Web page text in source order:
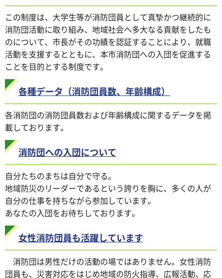
この制度は、大学生等が消防団員として真摯かつ継続的に
消防団活動に取り組み、地域社会へ多大なる貢献をしたも
のについて、市長がその功績を認証することにより、就職
活動を支援するとともに、本市消防団への入団を促進する
ことを目的とする制度です。
各種データ（消防団員数、年齢構成）
各消防団の消防団員数および年齢構成に関するデータを掲
載しております。
消防団への入団について
自分たちのまちは自分で守る。
地域防災のリーダーであるという誇りを胸に、多くの人が
自分の仕事を持ちながら参加しています。
あなたの入団をお待ちしております。
女性消防団員も活躍しています
消防団は男性だけの活動の場ではありません。女性消防
団員も、災害対応をはじめ地域の防火指導、広報活動、応